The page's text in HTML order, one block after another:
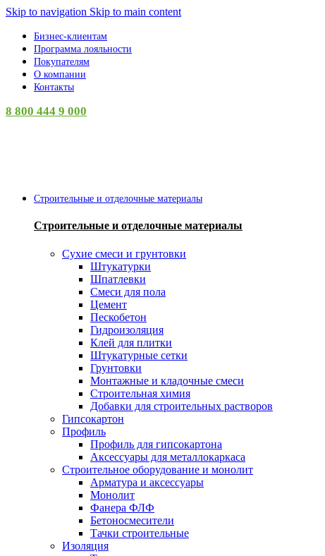
Skip to navigation Skip to main content
Бизнес-клиентам
Программа лояльности
Покупателям
О компании
Контакты
8 800 444 9 000
Строительные и отделочные материалы
Строительные и отделочные материалы
Сухие смеси и грунтовки
Штукатурки
Шпатлевки
Смеси для пола
Цемент
Пескобетон
Гидроизоляция
Клей для плитки
Штукатурные сетки
Грунтовки
Монтажные и кладочные смеси
Строительная химия
Добавки для строительных растворов
Гипсокартон
Профиль
Профиль для гипсокартона
Аксессуары для металлокаркаса
Строительное оборудование и монолит
Арматура и аксессуары
Монолит
Фанера ФЛФ
Бетоносмесители
Тачки строительные
Изоляция